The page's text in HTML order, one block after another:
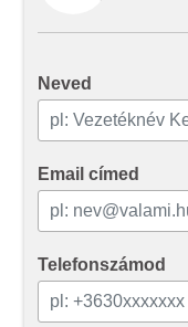
Neved
Email címed
Telefonszámod